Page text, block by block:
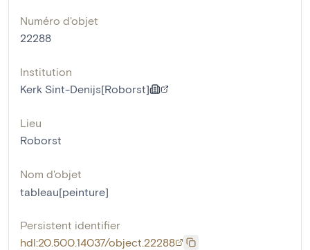
Numéro d'objet
22288
Institution
Kerk Sint-Denijs[Roborst]
Lieu
Roborst
Nom d'objet
tableau[peinture]
Persistent identifier
hdl:20.500.14037/object.22288